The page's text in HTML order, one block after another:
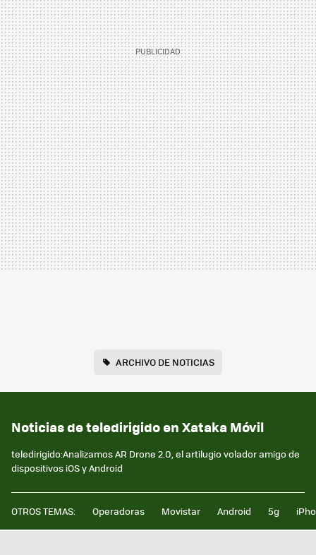
ARCHIVO DE NOTICIAS
Noticias de teledirigido en Xataka Móvil
teledirigido:Analizamos AR Drone 2.0, el artilugio volador amigo de
dispositivos iOS y Android
OTROS TEMAS: Operadoras Movistar Android 5g